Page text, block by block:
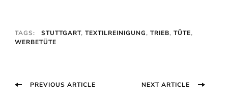
TAGS: STUTTGART, TEXTILREINIGUNG, TRIEB, TÜTE,
WERBETÜTE
PostPREVIOUS ARTICLE NEXT ARTICLE